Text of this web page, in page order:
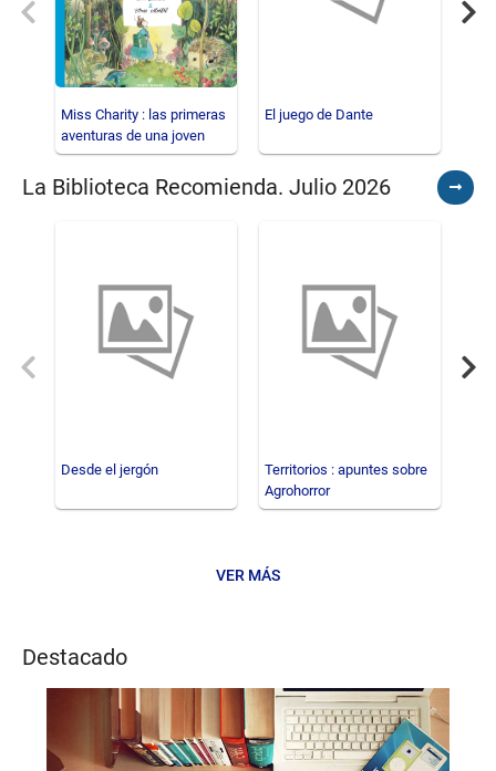
Previous
Miss Charity : las primeras
aventuras de una joven
dibujante
El juego de Dante
La Biblioteca Recomienda. Julio 2026
Ver
todos
Previous
Desde el jergón
Territorios : apuntes sobre
Agrohorror
VER MÁS
Destacado